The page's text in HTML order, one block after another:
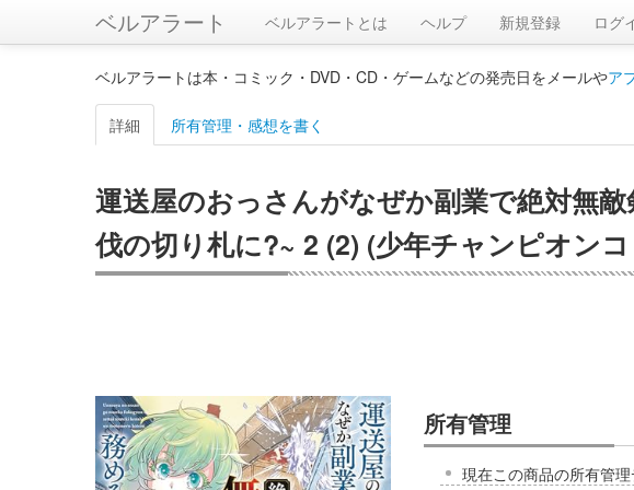
ベルアラート ベルアラートとは ヘルプ 新規登録 ログ
ベルアラートは本・コミック・DVD・CD・ゲームなどの発売日をメールやア
詳細 所有管理・感想を書く
運送屋のおっさんがなぜか副業で絶対無
伐の切り札に?~ 2 (2) (少年チャンピオン
所有管理
現在この商品の所有管理